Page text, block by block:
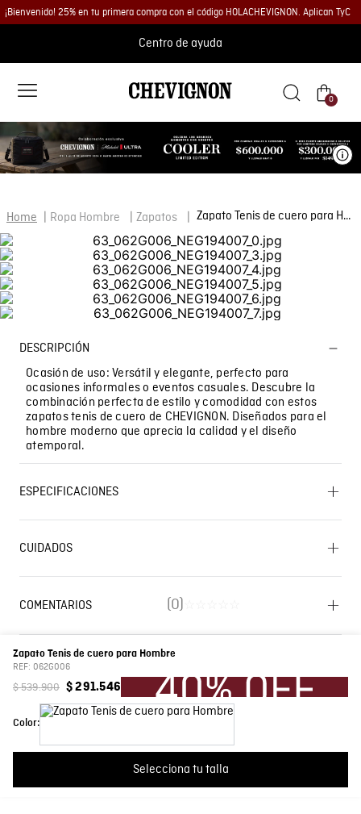
¡Bienvenido! 25% en tu primera compra con el código HOLACHEVIGNON. Aplican TyC
Centro de ayuda
0
Ropa Hombre Zapatos Zapato Tenis de cuero para Hombre
Zapato Tenis de cuero para Hombre
REF: 062G006
$539.900 $ 291.546
Color:
Selecciona tu talla
DESCRIPCIÓN
Ocasión de uso: Versátil y elegante, perfecto para
ocasiones informales o eventos casuales. Descubre la
combinación perfecta de estilo y comodidad con estos
zapatos tenis de cuero de CHEVIGNON. Diseñados para el
hombre moderno que aprecia la calidad y el diseño
atemporal.
ESPECIFICACIONES
PROFESIONAL: Limpieza en húmedo profesional .
Proceso moderado. PLANCHADO: No planchar. LAVADO:
seco profesional con tetracloroetileno y todos los
moderado. SECADO: No secar en máquina.
Composición Capellada: 100% Piel Vacuno Forro: 100% Textil
Plantilla: 100% Textil Suela: 100% Sintetico
Negro
JOHN URIBE E HIJOS S.A.
CUIDADOS
COMENTARIOS (0)
Cargando el resumen…
Por favor, inicia sesión para escribir un comentario.
Más reciente Todos
Cargando comentarios…